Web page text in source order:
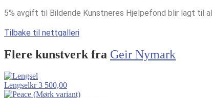
5% avgift til Bildende Kunstneres Hjelpefond blir lagt til
Tilbake til nettgalleri
Flere kunstverk fra Geir Nymark
Lengselkr3 500,00